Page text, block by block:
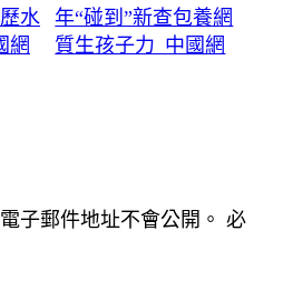
水
網
年“碰到”新查包養網
質生孩子力_中國網
子郵件地址不會公開。 必